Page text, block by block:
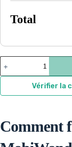
Total
Vietnam
quantity
Vérifier la
Comment